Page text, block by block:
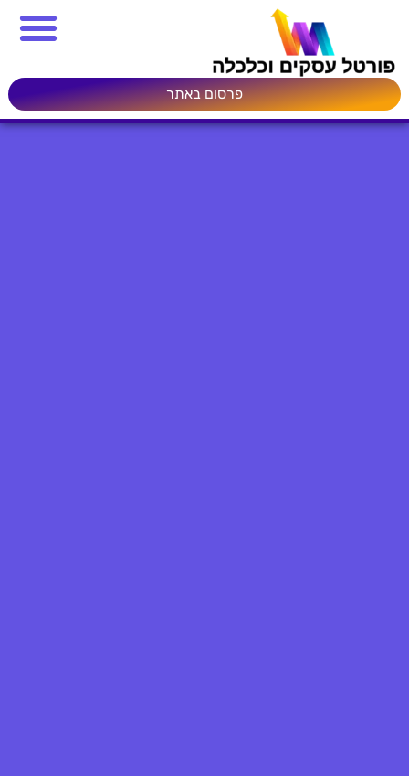
פרסום באתר